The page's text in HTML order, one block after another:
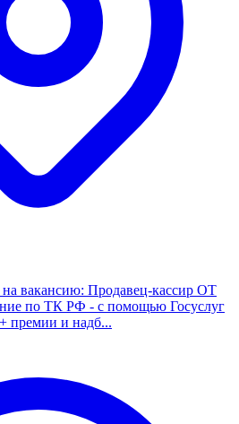
на вакансию: Продавец-кассир ОТ
по ТК РФ - с помощью Госуслуг
премии и надб...